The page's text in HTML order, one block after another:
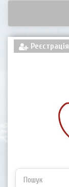
Реєстрація